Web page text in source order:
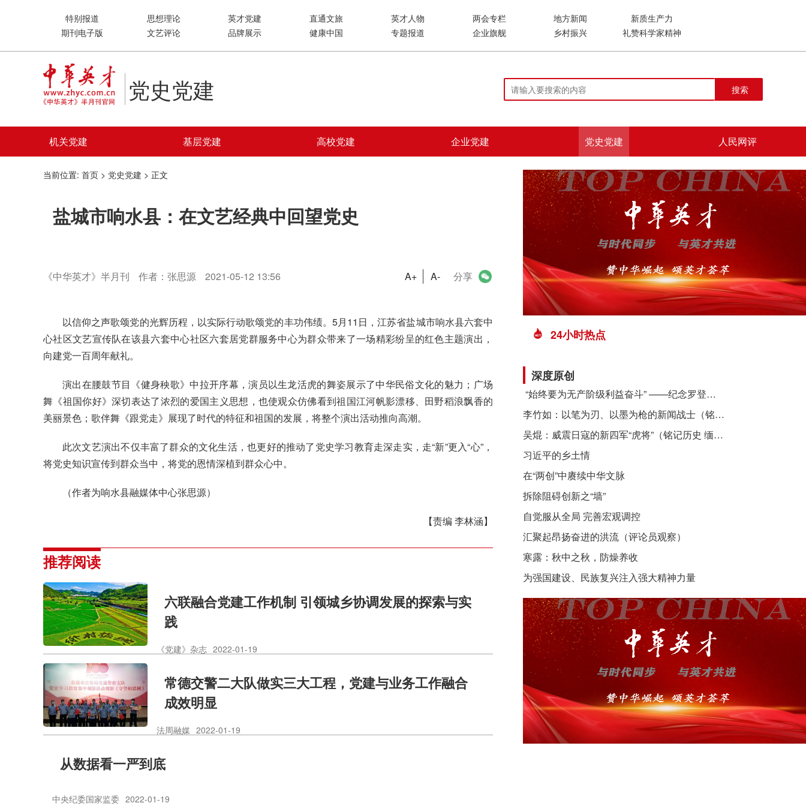
特别报道 思想理论 英才党建 直通文旅 英才人物 两会专栏 地方新闻
新质生产力
期刊电子版
文艺评论 品牌展示 健康中国 专题报道 企业旗舰 乡村振兴 礼赞科学家精神
党史党建 搜索
机关党建 基层党建 高校党建 企业党建 党史党建 人民网评
当前位置: 首页 > 党史党建 > 正文
盐城市响水县：在文艺经典中回望党史
《中华英才》半月刊 作者：张思源 2021-05-12 13:56 A+ A- 分享
以信仰之声歌颂党的光辉历程，以实际行动歌颂党的丰功伟绩。5月11日，江苏省盐城市响水县六套中
心社区文艺宣传队在该县六套中心社区六套居党群服务中心为群众带来了一场精彩纷呈的红色主题演出，
向建党一百周年献礼。
演出在腰鼓节目《健身秧歌》中拉开序幕，演员以生龙活虎的舞姿展示了中华民俗文化的魅力；广场
舞《祖国你好》深切表达了浓烈的爱国主义思想，也使观众仿佛看到祖国江河帆影漂移、田野稻浪飘香的
美丽景色；歌伴舞《跟党走》展现了时代的特征和祖国的发展，将整个演出活动推向高潮。
此次文艺演出不仅丰富了群众的文化生活，也更好的推动了党史学习教育走深走实，走“新”更入“心”，
将党史知识宣传到群众当中，将党的恩情深植到群众心中。
（作者为响水县融媒体中心张思源）
【责编 李林涵】
推荐阅读
六联融合党建工作机制 引领城乡协调发展的探索与实
践
《党建》杂志 2022-01-19
常德交警二大队做实三大工程，党建与业务工作融合
成效明显
法周融媒 2022-01-19
从数据看一严到底
中央纪委国家监委 2022-01-19
24小时热点
深度原创
​ “始终要为无产阶级利益奋斗” ——纪念罗登贤同志诞辰120周年
李竹如：以笔为刃、以墨为枪的新闻战士（铭记历史 缅怀先烈·抗日英雄）
吴焜：威震日寇的新四军“虎将”（铭记历史 缅怀先烈·抗日英雄）
习近平的乡土情
在“两创”中赓续中华文脉
拆除阻碍创新之“墙”
自觉服从全局 完善宏观调控
汇聚起昂扬奋进的洪流（评论员观察）
寒露：秋中之秋，防燥养收
为强国建设、民族复兴注入强大精神力量